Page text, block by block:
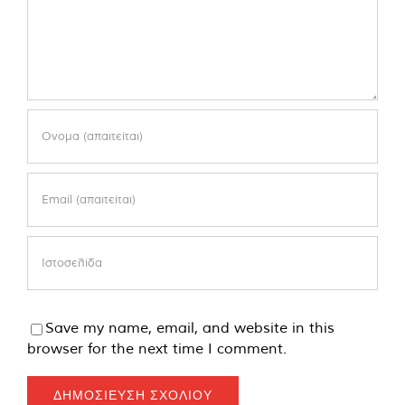
Save my name, email, and website in this
browser for the next time I comment.